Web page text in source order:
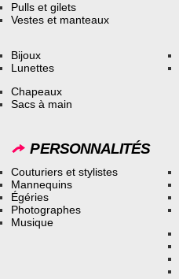
Pulls et gilets
Vestes et manteaux
Bijoux
Lunettes
Chapeaux
Sacs à main
PERSONNALITÉS
Couturiers et stylistes
Mannequins
Égéries
Photographes
Musique